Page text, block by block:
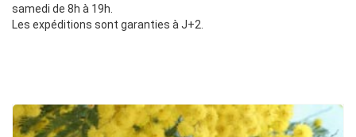
samedi de 8h à 19h.
Les expéditions sont garanties à J+2.